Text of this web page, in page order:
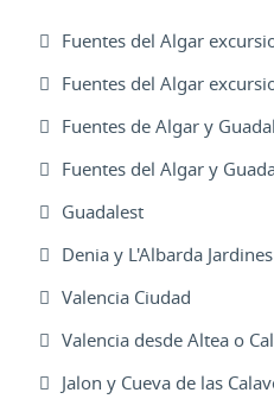
Fuentes del Algar
Fuentes del Algar
Fuentes de Algar y
Fuentes del Algar y
Guadalest
Denia y L'Albarda Jardines
Valencia Ciudad
Valencia desde Altea o
Jalon y Cueva de las